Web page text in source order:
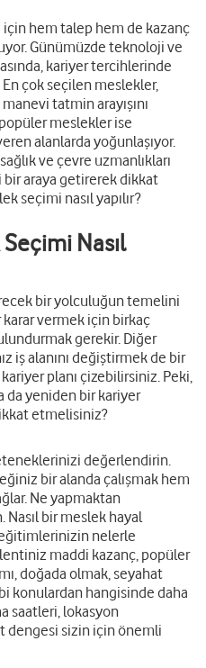
için hem talep hem de kazanç
Günümüzde teknoloji ve
kariyer tercihlerinde
çok seçilen meslekler,
tatmin arayışını
meslekler ise
alanlarda yoğunlaşıyor.
ve çevre uzmanlıkları
araya getirerek dikkat
seçimi nasıl yapılır?
Nasıl
bir yolculuğun temelini
vermek için birkaç
gerekir. Diğer
iş alanını değiştirmek de bir
planı çizebilirsiniz. Peki,
da yeniden bir kariyer
etmelisiniz?
değerlendirin.
bir alanda çalışmak hem
Ne yapmaktan
Nasıl bir meslek hayal
nelerle
maddi kazanç, popüler
doğada olmak, seyahat
konulardan hangisinde daha
saatleri, lokasyon
dengesi sizin için önemli